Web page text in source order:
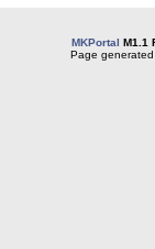
MKPortal M1.1
Page